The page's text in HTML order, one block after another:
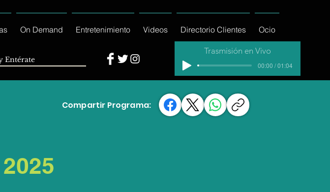
On Demand Entretenimiento Videos Directorio Clientes Ocio
Trasmisión en Vivo
00:00 / 01:04
Compartir Programa: